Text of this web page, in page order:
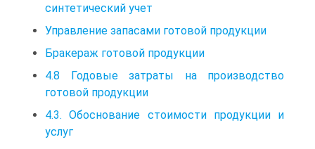
синтетический учет
Управление запасами готовой продукции
Бракераж готовой продукции
4.8 Годовые затраты на производство
готовой продукции
4.3. Обоснование стоимости продукции и
услуг